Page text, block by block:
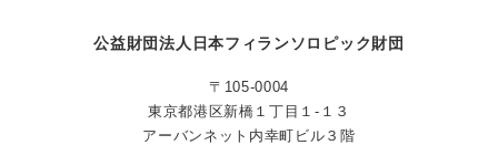
公益財団法人日本フィランソロピック財団
〒105-0004
東京都港区新橋１丁目１-１３
アーバンネット内幸町ビル３階